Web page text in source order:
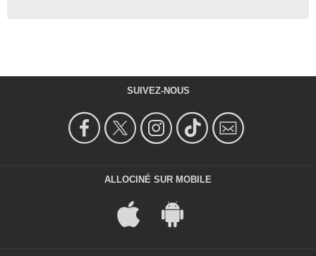
SUIVEZ-NOUS
ALLOCINÉ SUR MOBILE